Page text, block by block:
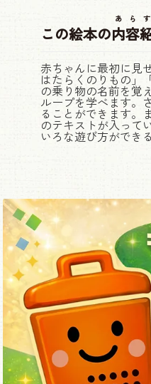
この絵本の内容
あら
赤ちゃんに最初に見
はたらくのりもの」
の乗り物の名前を覚
ループを学べます。
ることができます。
のテキストが入って
いろな遊び方ができ